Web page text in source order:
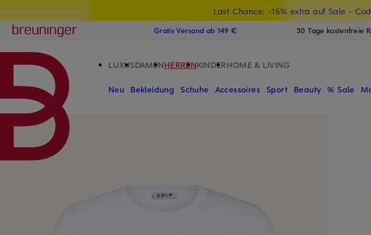
Last Chance: -15% extra auf Sale -
15€-Willkommensgutschein mit
Breuninger
Gratis Versand ab 149 € 30 Tage kostenfreie
LUXUSDAMENHERRENKINDERHOME & LIVING
Neu Bekleidung Schuhe Accessoires Sport Beauty % Sale